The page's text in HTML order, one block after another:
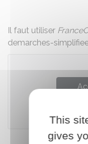
Il faut utiliser
demarches-
This
gives